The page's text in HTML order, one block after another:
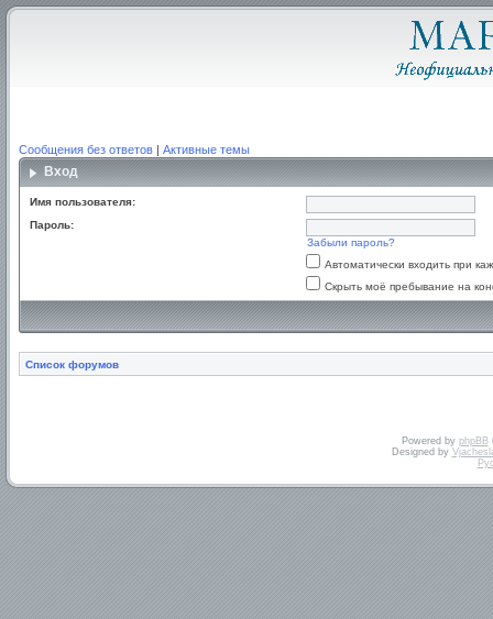
Сообщения без ответов | Активные темы
Вход
Имя пользователя:
Пароль:
Забыли пароль?
Автоматически входить при
Скрыть моё пребывание на
Список форумов
Powered by phpBB
Designed by